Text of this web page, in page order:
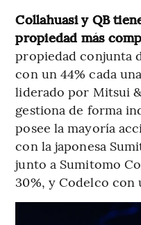
Collahuasi y QB
propiedad más
propiedad conjunta
con un 44% cada
liderado por Mitsui
gestiona de forma
posee la mayoría
con la japonesa
junto a Sumitomo
30%, y Codelco con